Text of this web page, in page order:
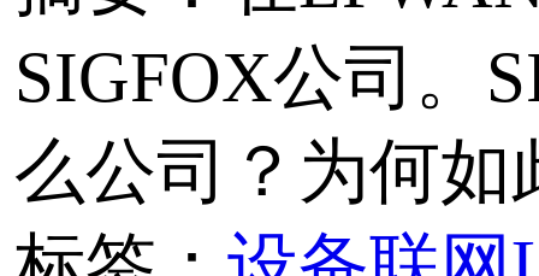
传输
使用基于LoRa技术的
CAN协议转换器）和
RS485协议转换器）快